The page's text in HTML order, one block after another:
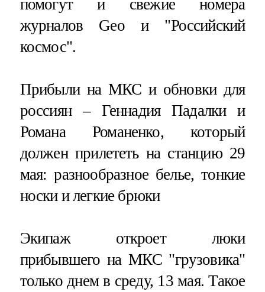
помогут и свежие номера
журналов Geo и "Российский
космос".
Прибыли на МКС и обновки для
россиян – Геннадия Падалки и
Романа Романенко, который
должен прилететь на станцию 29
мая: разнообразное белье, тонкие
носки и легкие брюки
Экипаж откроет люки
прибывшего на МКС "грузовика"
только днем в среду, 13 мая. Такое